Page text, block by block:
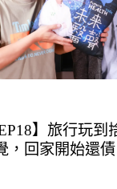
】旅行玩到
，回家開始還債